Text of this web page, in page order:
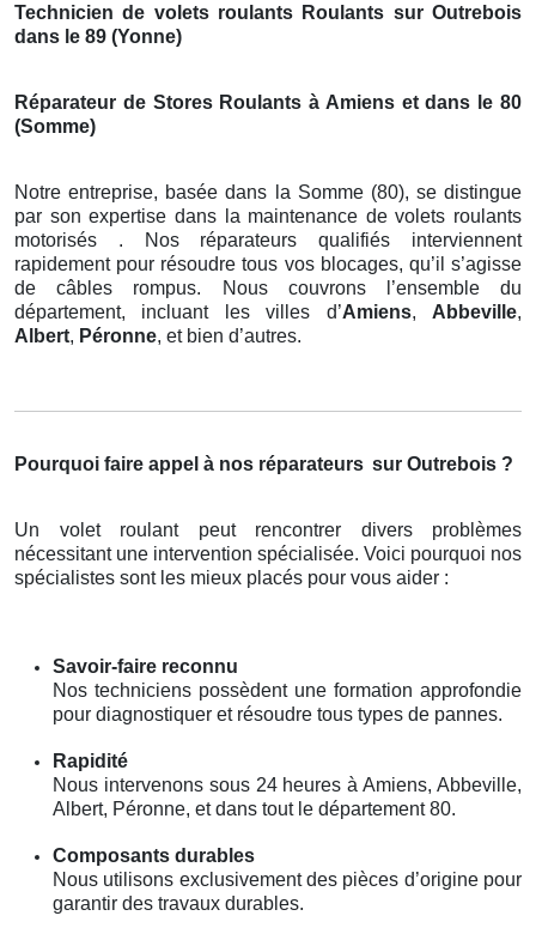
Technicien de volets roulants Roulants sur Outrebois
dans le 89 (Yonne)
Réparateur de Stores Roulants à Amiens et dans le 80
(Somme)
Notre entreprise, basée dans la Somme (80), se distingue
par son expertise dans la maintenance de volets roulants
motorisés . Nos réparateurs qualifiés interviennent
rapidement pour résoudre tous vos blocages, qu’il s’agisse
de câbles rompus. Nous couvrons l’ensemble du
département, incluant les villes d’Amiens, Abbeville,
Albert, Péronne, et bien d’autres.
Pourquoi faire appel à nos réparateurs sur Outrebois ?
Un volet roulant peut rencontrer divers problèmes
nécessitant une intervention spécialisée. Voici pourquoi nos
spécialistes sont les mieux placés pour vous aider :
Savoir-faire reconnu
Nos techniciens possèdent une formation approfondie
pour diagnostiquer et résoudre tous types de pannes.
Rapidité
Nous intervenons sous 24 heures à Amiens, Abbeville,
Albert, Péronne, et dans tout le département 80.
Composants durables
Nous utilisons exclusivement des pièces d’origine pour
garantir des travaux durables.